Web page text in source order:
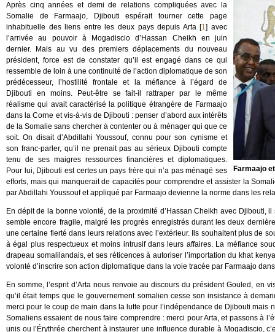
Farmaajo
Après cinq années et demi de relations compliquées avec la
Somalie de Farmaajo, Djibouti espérait tourner cette page
inhabituelle des liens entre les deux pays depuis Arta[1] avec
l’arrivée au pouvoir à Mogadiscio d’Hassan Cheikh en juin
dernier. Mais au vu des premiers déplacements du nouveau
président, force est de constater qu’il est engagé dans ce qui
ressemble de loin à une continuité de l’action diplomatique de son
prédécesseur, l’hostilité frontale et la méfiance à l’égard de
Djibouti en moins. Peut-être se fait-il rattraper par le même
réalisme qui avait caractérisé la politique étrangère de Farmaajo
dans la Corne et vis-à-vis de Djibouti : penser d’abord aux intérêts
de la Somalie sans chercher à contenter ou à ménager qui que ce
soit. On disait d’Abdillahi Youssouf, connu pour son cynisme et
son franc-parler, qu’il ne prenait pas au sérieux Djibouti compte
tenu de ses maigres ressources financières et diplomatiques.
Pour lui, Djibouti est certes un pays frère qui n’a pas ménagé ses
efforts, mais qui manquerait de capacités pour comprendre et assister la
par Abdillahi Youssouf et appliqué par Farmaajo devienne la norme dans les
En dépit de la bonne volonté, de la proximité d’Hassan Cheikh avec Djibouti,
semble encore fragile, malgré les progrès enregistrés durant les deux
une certaine fierté dans leurs relations avec l’extérieur. Ils souhaitent plus de
à égal plus respectueux et moins intrusif dans leurs affaires. La méfiance
drapeau somalilandais, et ses réticences à autoriser l’importation du khat
volonté d’inscrire son action diplomatique dans la voie tracée par Farmaajo
En somme, l’esprit d’Arta nous renvoie au discours du président Gouled, en
qu’il était temps que le gouvernement somalien cesse son insistance à
merci pour le coup de main dans la lutte pour l’indépendance de Djibouti mais
Somaliens essaient de nous faire comprendre : merci pour Arta, et passons à
unis ou l’Érythrée cherchent à instaurer une influence durable à Mogadiscio,